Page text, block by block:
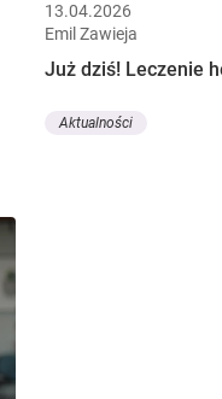
13.04.2026
Emil Zawieja
Już dziś! Leczenie
Aktualności